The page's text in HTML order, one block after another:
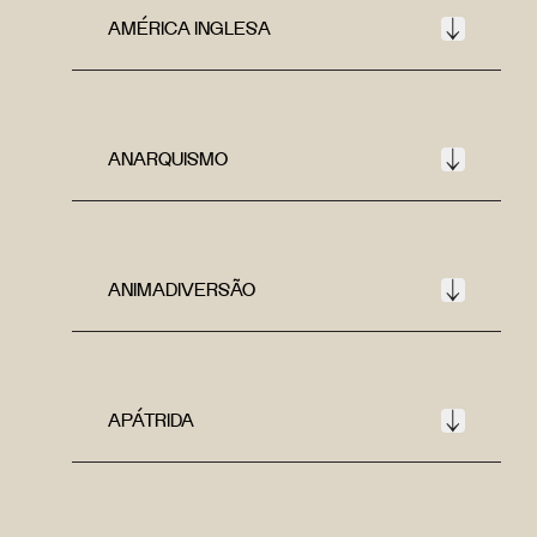
AMÉRICA INGLESA
ANARQUISMO
ANIMADIVERSÃO
APÁTRIDA